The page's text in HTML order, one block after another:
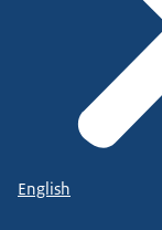
English